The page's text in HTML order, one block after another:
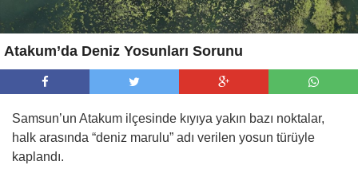
Atakum’da Deniz Yosunları Sorunu
Samsun’un Atakum ilçesinde kıyıya yakın bazı noktalar,
halk arasında “deniz marulu” adı verilen yosun türüyle
kaplandı.